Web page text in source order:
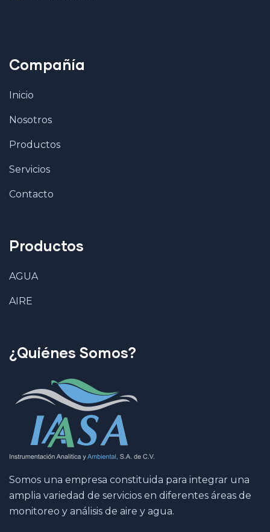
Compañía
Inicio
Nosotros
Productos
Servicios
Contacto
Productos
AGUA
AIRE
¿Quiénes Somos?
Somos una empresa constituida para integrar una
amplia variedad de servicios en diferentes áreas de
monitoreo y análisis de aire y agua.